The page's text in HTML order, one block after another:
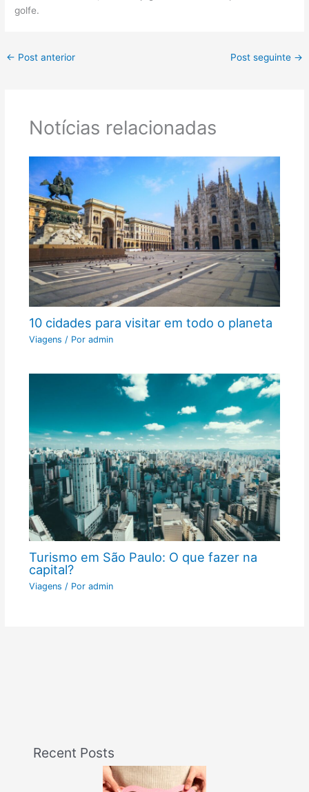
golfe.
← Post anterior Post seguinte →
Notícias relacionadas
10 cidades para visitar em todo o planeta
Viagens / Por admin
Turismo em São Paulo: O que fazer na
capital?
Viagens / Por admin
Recent Posts